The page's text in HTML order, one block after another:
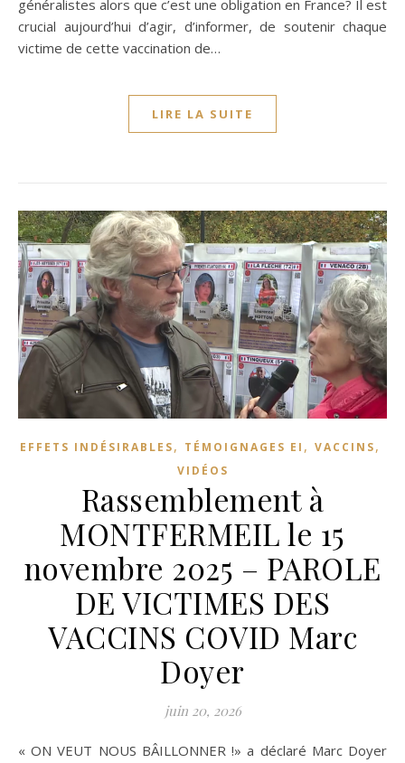
généralistes alors que c’est une obligation en France? Il est
crucial aujourd’hui d’agir, d’informer, de soutenir chaque
victime de cette vaccination de…
LIRE LA SUITE
EFFETS INDÉSIRABLES, TÉMOIGNAGES EI , VACCINS,
VIDÉOS
Rassemblement à
MONTFERMEIL le 15
novembre 2025 – PAROLE
DE VICTIMES DES
VACCINS COVID Marc
Doyer
juin 20, 2026
« ON VEUT NOUS BÂILLONNER !» a déclaré Marc Doyer